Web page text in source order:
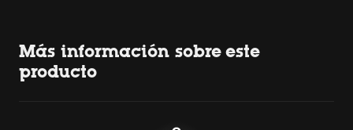
Más información sobre este
producto